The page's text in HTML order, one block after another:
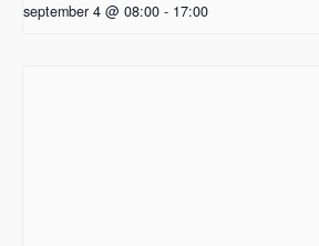
september 4 @ 08:00 - 17:00